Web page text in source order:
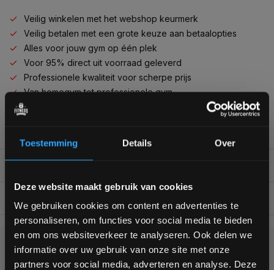
Toestemming Details Over
Deze website maakt gebruik van cookies
We gebruiken cookies om content en advertenties te
personaliseren, om functies voor social media te bieden
en om ons websiteverkeer te analyseren. Ook delen we
informatie over uw gebruik van onze site met onze
partners voor social media, adverteren en analyse. Deze
Veilig winkelen met het webshop keurmerk
Veilig betalen met een grote keuze aan betaalopties
Alles voor jouw gym op één plek
Voor 95% direct uit voorraad geleverd
Professionele kwaliteit voor scherpe prijs
Van homegym tot professionele gym
Persoonlijk en deskundig advies op maat
KUNNEN WE HELPEN?
Bam! 5% korting op je volgende
bestelling
Schrijf je in voor onze nieuwsbrief om op de hoogte te
blijven over onze nieuwe producten, deals en meer
interessante info. Ontvang 5% korting op je eerstvolgende
aankoop! 😀